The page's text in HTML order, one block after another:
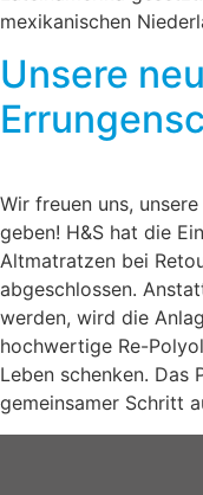
mexikanischen
Unsere
Wir freuen uns,
geben! H&S hat die
Altmatratzen bei
abgeschlossen.
werden, wird die
hochwertige Re-
Leben schenken.
gemeinsamer Schritt